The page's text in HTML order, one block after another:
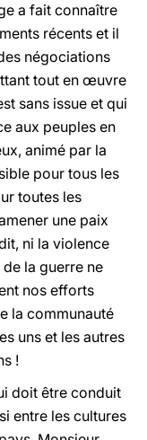
a fait connaître
récents et il
négociations
tout en œuvre
sans issue et qui
aux peuples en
animé par la
pour tous les
toutes les
une paix
ni la violence
la guerre ne
nos efforts
la communauté
uns et les autres
!
doit être conduit
entre les cultures